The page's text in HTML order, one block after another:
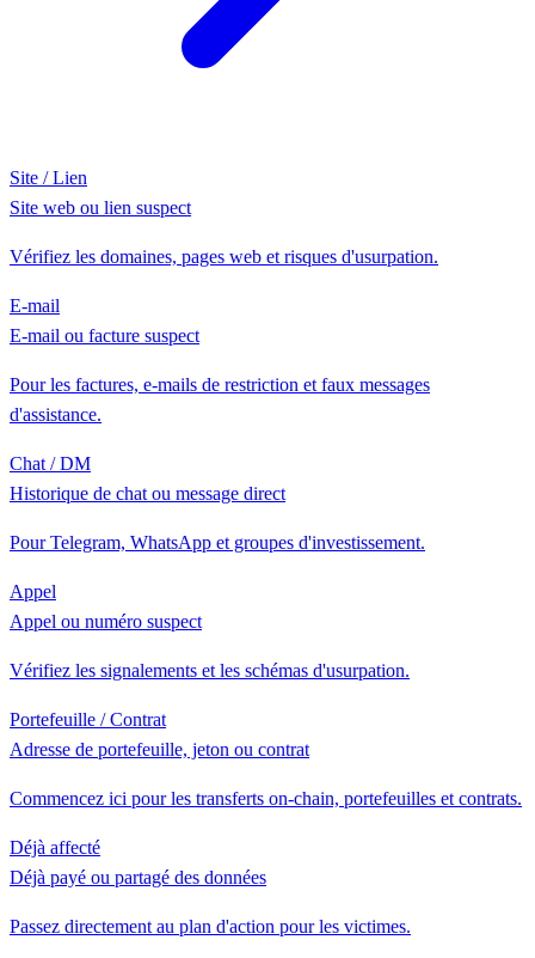
Site / Lien
Site web ou lien suspect
Vérifiez les domaines, pages web et risques d'usurpation.
E-mail
E-mail ou facture suspect
Pour les factures, e-mails de restriction et faux messages
d'assistance.
Chat / DM
Historique de chat ou message direct
Pour Telegram, WhatsApp et groupes d'investissement.
Appel
Appel ou numéro suspect
Vérifiez les signalements et les schémas d'usurpation.
Portefeuille / Contrat
Adresse de portefeuille, jeton ou contrat
Commencez ici pour les transferts on-chain, portefeuilles et contrats.
Déjà affecté
Déjà payé ou partagé des données
Passez directement au plan d'action pour les victimes.